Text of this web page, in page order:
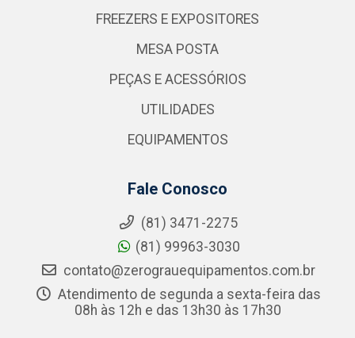
FREEZERS E EXPOSITORES
MESA POSTA
PEÇAS E ACESSÓRIOS
UTILIDADES
EQUIPAMENTOS
Fale Conosco
(81) 3471-2275
(81) 99963-3030
contato@zerograuequipamentos.com.br
Atendimento de segunda a sexta-feira das
08h às 12h e das 13h30 às 17h30